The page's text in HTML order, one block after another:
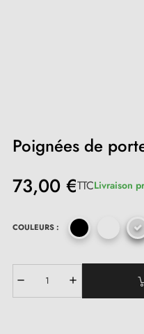
Poignées de
73,00 €TTCLivraison
COULEURS :